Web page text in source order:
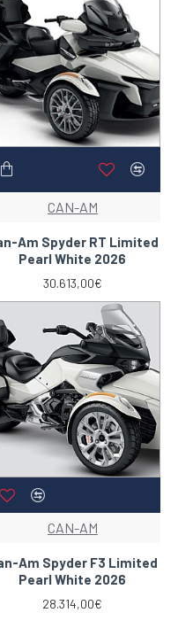
CAN-AM
Am Spyder RT Limited
Pearl White 2026
30.613,00€
CAN-AM
Am Spyder F3 Limited
Pearl White 2026
28.314,00€